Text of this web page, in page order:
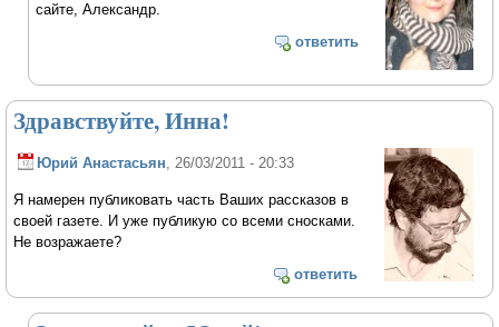
сайте, Александр.
ответить
Здравствуйте, Инна!
Юрий Анастасьян, 26/03/2011 - 20:33
Я намерен публиковать часть Ваших рассказов в
своей газете. И уже публикую со всеми сносками.
Не возражаете?
ответить